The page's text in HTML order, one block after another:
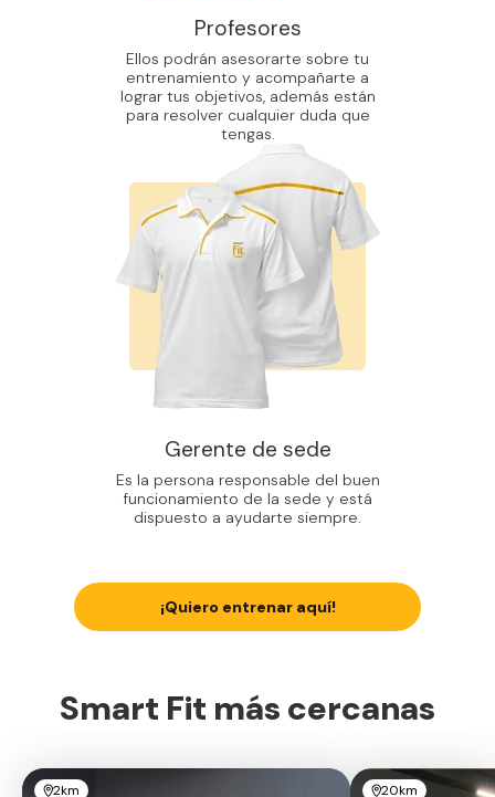
Profesores
Ellos podrán asesorarte sobre tu
entrenamiento y acompañarte a
lograr tus objetivos, además están
para resolver cualquier duda que
tengas.
Gerente de sede
Es la persona responsable del buen
funcionamiento de la sede y está
dispuesto a ayudarte siempre.
¡Quiero entrenar aquí!
Smart Fit más cercanas
2km 20km